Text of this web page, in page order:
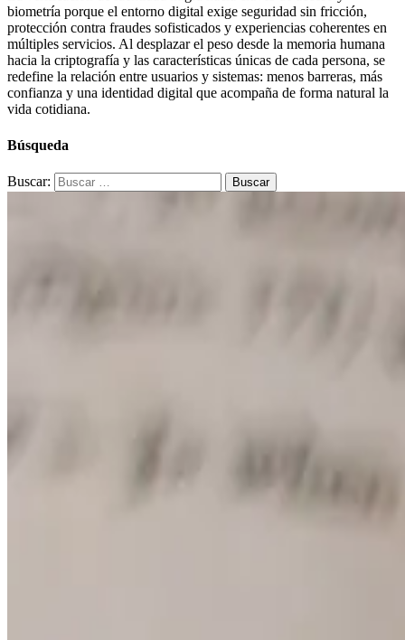
biometría porque el entorno digital exige seguridad sin fricción,
protección contra fraudes sofisticados y experiencias coherentes en
múltiples servicios. Al desplazar el peso desde la memoria humana
hacia la criptografía y las características únicas de cada persona, se
redefine la relación entre usuarios y sistemas: menos barreras, más
confianza y una identidad digital que acompaña de forma natural la
vida cotidiana.
Búsqueda
Buscar: